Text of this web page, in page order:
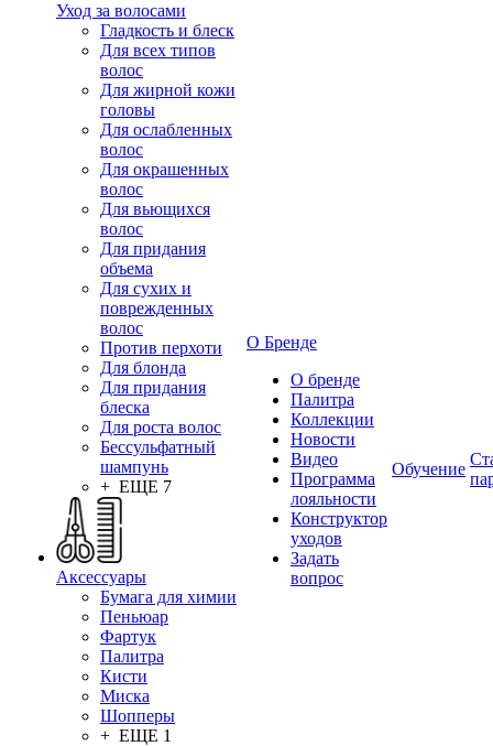
Уход за волосами
Гладкость и блеск
Для всех типов
волос
Для жирной кожи
головы
Для ослабленных
волос
Для окрашенных
волос
Для вьющихся
волос
Для придания
объема
Для сухих и
поврежденных
волос
Против перхоти
Для блонда
Для придания
блеска
Для роста волос
Бессульфатный
шампунь
+ ЕЩЕ 7
Аксессуары
Бумага для химии
Пеньюар
Фартук
Палитра
Кисти
Миска
Шопперы
+ ЕЩЕ 1
О Бренде
О бренде
Палитра
Коллекции
Новости
Видео
Программа
лояльности
Конструктор
уходов
Задать
вопрос
Обучение